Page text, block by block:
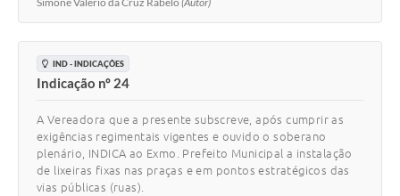
IND - INDICAÇÕES
Indicação nº 24
A Vereadora que a presente subscreve, após cumprir as
exigências regimentais vigentes e ouvido o soberano
plenário, INDICA ao Exmo. Prefeito Municipal a instalação
de lixeiras fixas nas praças e em pontos estratégicos das
vias públicas (ruas).